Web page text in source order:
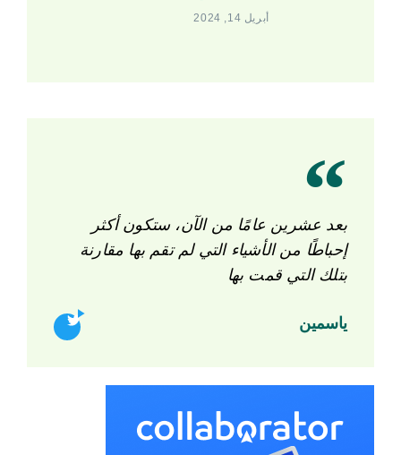
أبريل 14, 2024
بعد عشرين عامًا من الآن، ستكون أكثر
إحباطًا من الأشياء التي لم تقم بها مقارنة
بتلك التي قمت بها
ياسمين